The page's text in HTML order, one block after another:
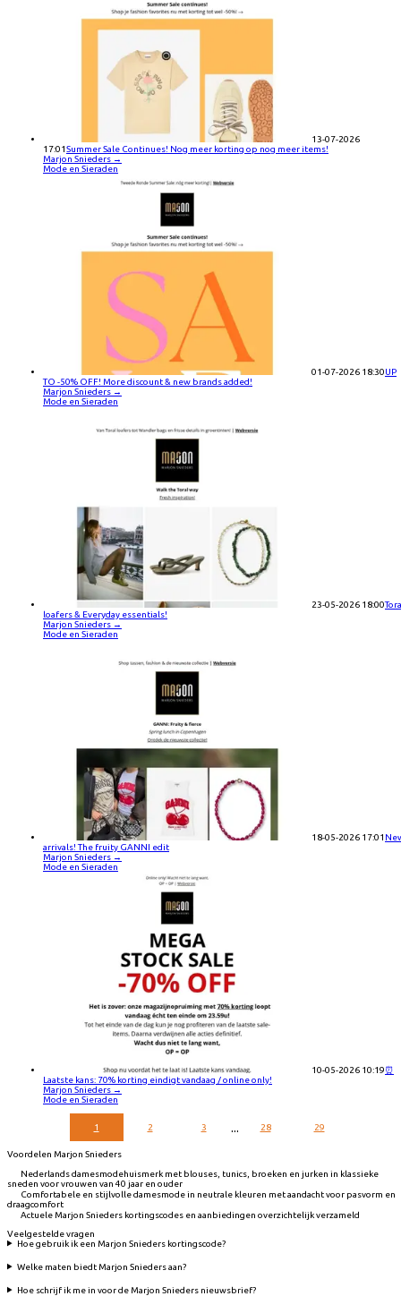
13-07-2026
17:01Summer Sale Continues! Nog meer korting op nog meer items!
Marjon Snieders →
Mode en Sieraden
01-07-2026 18:30UP
TO -50% OFF! More discount & new brands added!
Marjon Snieders →
Mode en Sieraden
23-05-2026 18:00
loafers & Everyday essentials!
Marjon Snieders →
Mode en Sieraden
18-05-2026 17:01
arrivals! The fruity GANNI edit
Marjon Snieders →
Mode en Sieraden
10-05-2026 10:19⏰
Laatste kans: 70% korting eindigt vandaag / online only!
Marjon Snieders →
Mode en Sieraden
1 2 3 ... 28 29
Voordelen Marjon Snieders
Nederlands damesmodehuismerk met blouses, tunics, broeken en jurken in klassieke
sneden voor vrouwen van 40 jaar en ouder
Comfortabele en stijlvolle damesmode in neutrale kleuren met aandacht voor pasvorm en
draagcomfort
Actuele Marjon Snieders kortingscodes en aanbiedingen overzichtelijk verzameld
Veelgestelde vragen
Hoe gebruik ik een Marjon Snieders kortingscode?
Welke maten biedt Marjon Snieders aan?
Hoe schrijf ik me in voor de Marjon Snieders nieuwsbrief?